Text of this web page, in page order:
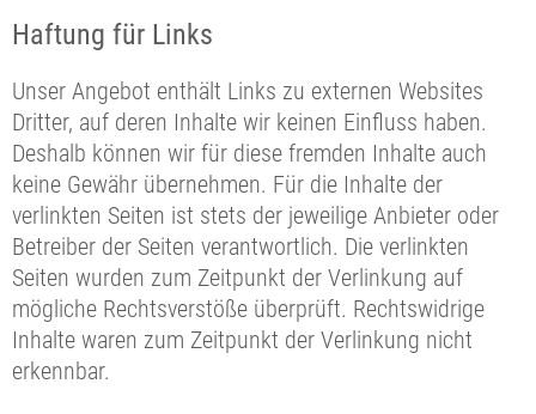
Haftung für Links
Unser Angebot enthält Links zu externen Websites
Dritter, auf deren Inhalte wir keinen Einfluss haben.
Deshalb können wir für diese fremden Inhalte auch
keine Gewähr übernehmen. Für die Inhalte der
verlinkten Seiten ist stets der jeweilige Anbieter oder
Betreiber der Seiten verantwortlich. Die verlinkten
Seiten wurden zum Zeitpunkt der Verlinkung auf
mögliche Rechtsverstöße überprüft. Rechtswidrige
Inhalte waren zum Zeitpunkt der Verlinkung nicht
erkennbar.